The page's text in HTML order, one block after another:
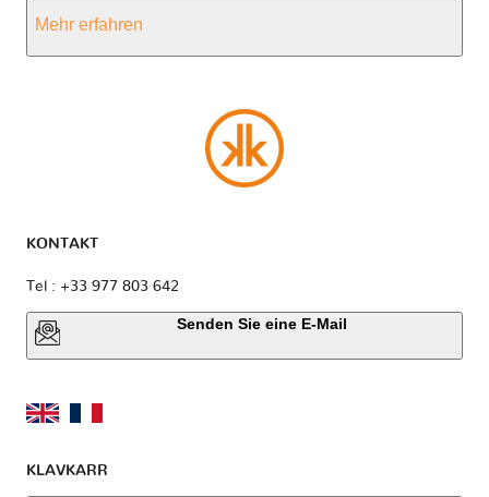
Mehr erfahren
KONTAKT
Tel : +33 977 803 642
Senden Sie eine E-Mail
KLAVKARR